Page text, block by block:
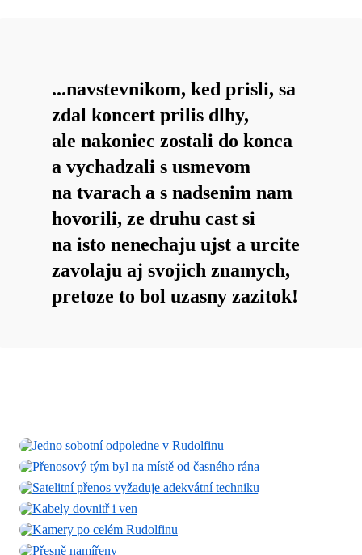
...navstevnikom, ked prisli, sa
zdal koncert prilis dlhy,
ale nakoniec zostali do konca
a vychadzali s usmevom
na tvarach a s nadsenim nam
hovorili, ze druhu cast si
na isto nenechaju ujst a urcite
zavolaju aj svojich znamych,
pretoze to bol uzasny zazitok!